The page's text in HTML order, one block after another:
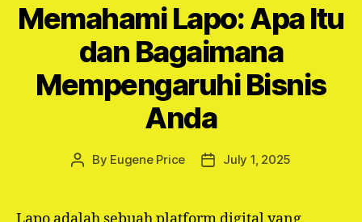
Memahami Lapo: Apa Itu
dan Bagaimana
Mempengaruhi Bisnis
Anda
Post
By Eugene Price
PostJuly 1, 2025